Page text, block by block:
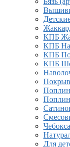
КПБ
КПБ
КПБ
КПБ
Поплин
Для